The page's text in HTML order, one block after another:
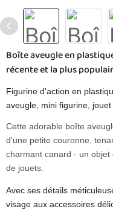
Boîte aveugle en
récente et la plus
Figurine d'action en
aveugle, mini figurine,
Cette adorable boîte
d'une petite couronne,
charmant canard - un
de jouets.
Avec ses détails
visage aux accessoires